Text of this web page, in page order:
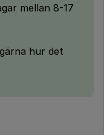
mellan 8-17
hur det